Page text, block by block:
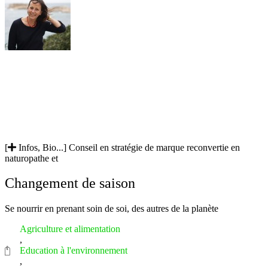
[ Infos, Bio...] Conseil en stratégie de marque reconvertie en
naturopathe et
Changement de saison
Se nourrir en prenant soin de soi, des autres de la planète
Agriculture et alimentation
,
Education à l'environnement
,